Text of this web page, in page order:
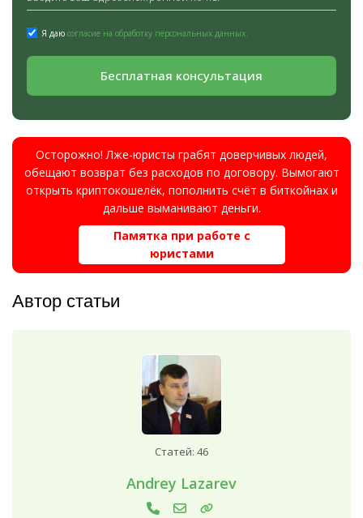
Я даю согласие на обработку персональных данных.
Бесплатная консультация
Осторожно! Лже-юристы грабят доверчивых людей,
обещают возврат без расходов по договору. Вымогают
открыть криптокошелёк, пополнить счёт в биткойнах и
дальше выманивают деньги.
Памятка при работе с
юристами
Автор статьи
Статей: 46
Andrey Lazarev